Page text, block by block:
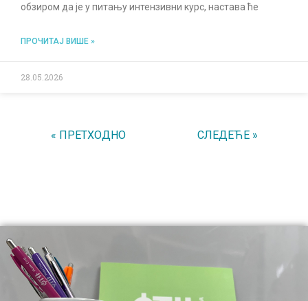
обзиром да је у питању интензивни курс, настава ће
ПРОЧИТАЈ ВИШЕ »
28.05.2026
« ПРЕТХОДНО СЛЕДЕЋЕ »